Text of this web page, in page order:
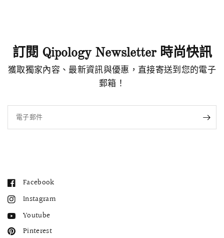
訂閱 Qipology Newsletter 時尚快訊
獲取獨家內容、最新資訊與優惠，直接寄送到您的電子
郵箱！
電子郵件
Facebook
Instagram
Youtube
Pinterest